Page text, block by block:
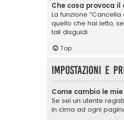
Che cosa provoca il
La funzione
quello che hai letto,
tali disguidi.
Top
Impostazioni e
Come cambio le
Se sei un utente
in cima ad ogni